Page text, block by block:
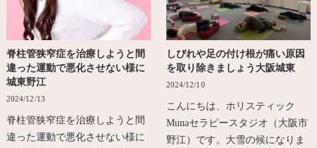
脊柱管狭窄症を治療しようと間
違った運動で悪化させない様に
城東野江
2024/12/13
脊柱管狭窄症を治療しようと間
違った運動で悪化させない様に
しびれや足の付け根が痛い原因
を取り除きましょう大阪城東
2024/12/10
こんにちは、ホリスティック
Munaセラピースタジオ（大阪市
野江）です。大雪の候になりま